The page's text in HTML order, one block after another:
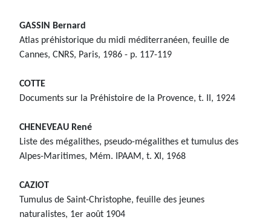
GASSIN Bernard
Atlas préhistorique du midi méditerranéen, feuille de
Cannes, CNRS, Paris, 1986 - p. 117-119
COTTE
Documents sur la Préhistoire de la Provence, t. II, 1924
CHENEVEAU René
Liste des mégalithes, pseudo-mégalithes et tumulus des
Alpes-Maritimes, Mém. IPAAM, t. XI, 1968
CAZIOT
Tumulus de Saint-Christophe, feuille des jeunes
naturalistes, 1er août 1904